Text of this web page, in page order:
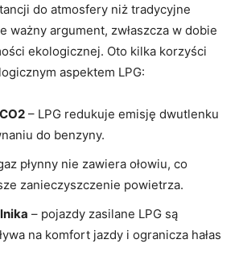
do⁢ atmosfery niż tradycyjne⁣
ważny argument, zwłaszcza w dobie
ekologicznej. Oto kilka korzyści
aspektem ⁣LPG:
‍– LPG redukuje emisję dwutlenku
do benzyny.
płynny nie zawiera ołowiu, co
zanieczyszczenie powietrza.
⁤– pojazdy zasilane​ LPG są
na komfort jazdy i ogranicza hałas